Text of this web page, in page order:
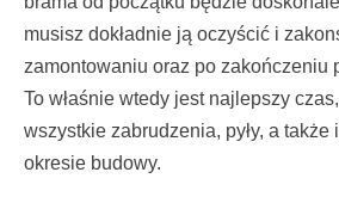
musisz dokładnie ją oczyścić i
zamontowaniu oraz po zakończeniu
To właśnie wtedy jest najlepszy
wszystkie zabrudzenia, pyły, a także
okresie budowy.